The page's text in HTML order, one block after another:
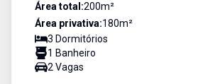
Área total:200m²
Área privativa:180m²
3 Dormitórios
1 Banheiro
2 Vagas